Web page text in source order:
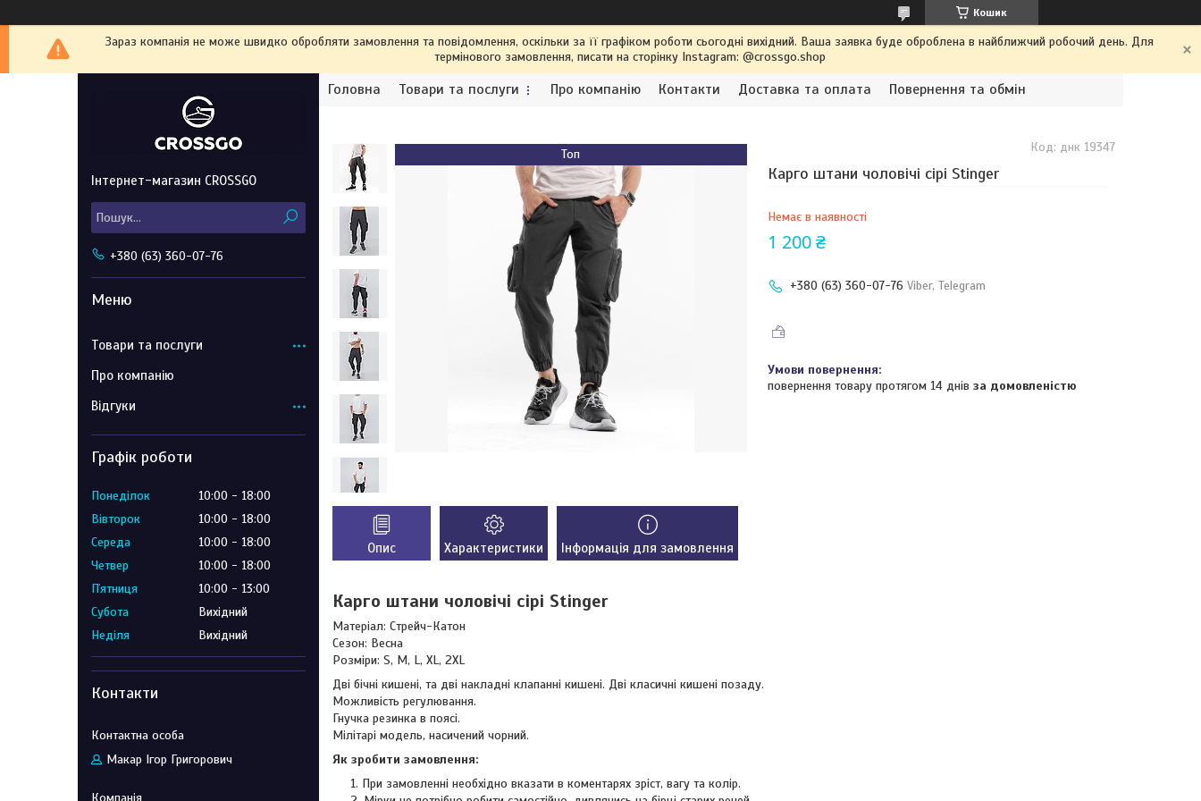
Кошик
Зараз компанія не може швидко обробляти замовлення та повідомлення, оскільки за її графіком роботи сьогодні вихідний. Ваша заявка буде оброблена в найближчий робочий день. Для
термінового замовлення, писати на сторінку Instagram: @crossgo.shop
Головна Товари та послуги Про компанію Контакти Доставка та оплата Повернення та обмін
Топ
Карго штани чоловічі сірі Stinger
Немає в наявності
Код: днк 19347
1 200 ₴
+380 (63) 360-07-76 Viber, Telegram
повернення товару протягом 14 днів за домовленістю
Опис Характеристики Інформація для замовлення
Карго штани чоловічі сірі Stinger
Матеріал: Стрейч-Катон
Сезон: Весна
Розміри: S, M, L, XL, 2XL
Дві бічні кишені, та дві накладні клапанні кишені. Дві класичні кишені позаду.
Можливість регулювання.
Гнучка резинка в поясі.
Мілітарі модель, насичений чорний.
Як зробити замовлення:
При замовленні необхідно вказати в коментарях зріст, вагу та колір.
Інтернет-магазин CROSSGO
+380 (63) 360-07-76
Товари та послуги
Про компанію
Відгуки
Графік роботи
Понеділок 10:00
18:00
Вівторок
10:00
18:00
Середа
10:00
18:00
Четвер
10:00
18:00
Пʼятниця
10:00
13:00
Субота
Вихідний
Неділя
Вихідний
Контакти
Макар Ігор Григорович